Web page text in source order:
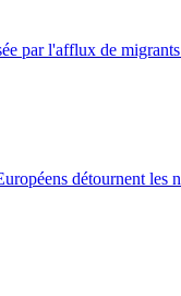
par l'afflux de
détournent les